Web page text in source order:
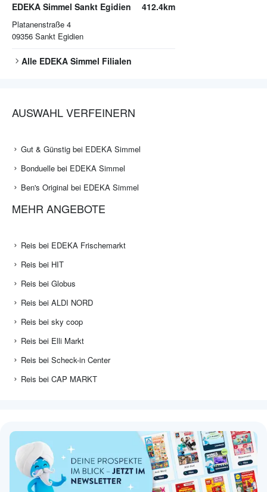
EDEKA Simmel Sankt Egidien
Platanenstraße 4
09356 Sankt Egidien
412.4km
Alle EDEKA Simmel Filialen
AUSWAHL VERFEINERN
Gut & Günstig bei EDEKA Simmel
Bonduelle bei EDEKA Simmel
Ben's Original bei EDEKA Simmel
MEHR ANGEBOTE
Reis bei EDEKA Frischemarkt
Reis bei HIT
Reis bei Globus
Reis bei ALDI NORD
Reis bei sky coop
Reis bei Elli Markt
Reis bei Scheck-in Center
Reis bei CAP MARKT